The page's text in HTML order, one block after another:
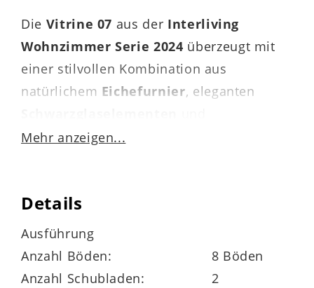
Die Vitrine 07 aus der Interliving
Wohnzimmer Serie 2024 überzeugt mit
einer stilvollen Kombination aus
natürlichem Eichefurnier, eleganten
anthrazitfarbenen Akzenten
harmoniert mit unterschiedlichsten
Farbkonzepten und Einrichtungsstilen – ob
modern, skandinavisch oder klassisch.
Mehr anzeigen...
Details
Ausführung
Anzahl Böden:
8 Böden
Anzahl Schubladen:
2